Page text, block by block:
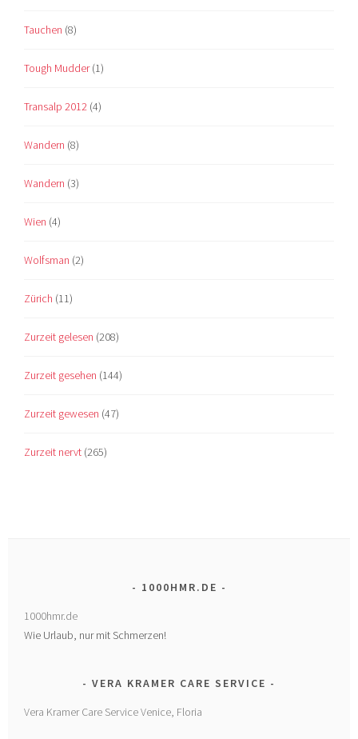
Tauchen (8)
Tough Mudder(1)
Transalp 2012 (4)
Wandern (8)
Wandern (3)
Wien (4)
Wolfsman (2)
Zürich (11)
Zurzeit gelesen (208)
Zurzeit gesehen (144)
Zurzeit gewesen (47)
Zurzeit nervt (265)
1000HMR.DE
1000hmr.de
Wie Urlaub, nur mit Schmerzen!
VERA KRAMER CARE SERVICE
Vera Kramer Care Service Venice, Floria